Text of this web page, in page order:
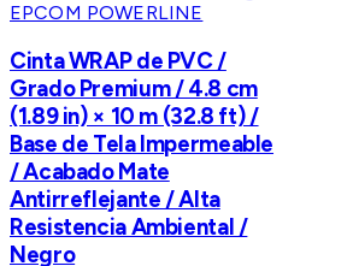
EPCOM POWERLINE
Cinta WRAP de PVC /
Grado Premium / 4.8 cm
(1.89 in) × 10 m (32.8 ft) /
Base de Tela Impermeable
/ Acabado Mate
Antirreflejante / Alta
Resistencia Ambiental /
Negro